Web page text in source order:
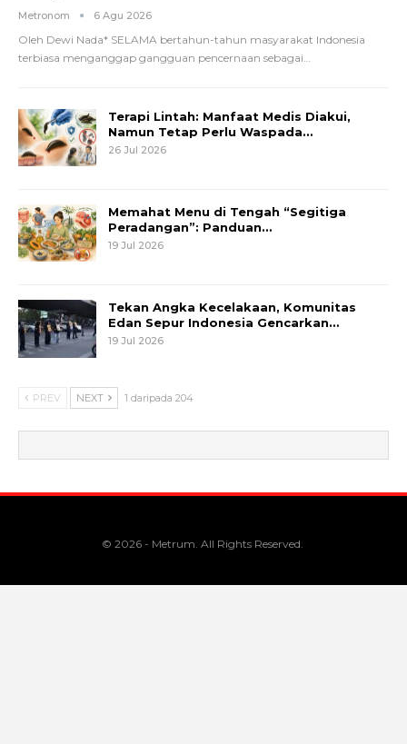
Metronom 6 Agu 2026
Oleh Dewi Nada* SELAMA bertahun-tahun masyarakat Indonesia
terbiasa menganggap gangguan pencernaan sebagai
Terapi Lintah: Manfaat Medis Diakui,
Namun Tetap Perlu Waspada…
26 Jul 2026
Memahat Menu di Tengah “Segitiga
Peradangan”: Panduan…
19 Jul 2026
Tekan Angka Kecelakaan, Komunitas
Edan Sepur Indonesia Gencarkan…
19 Jul 2026
PREV NEXT 1 daripada 204
© 2026 - Metrum. All Rights Reserved.